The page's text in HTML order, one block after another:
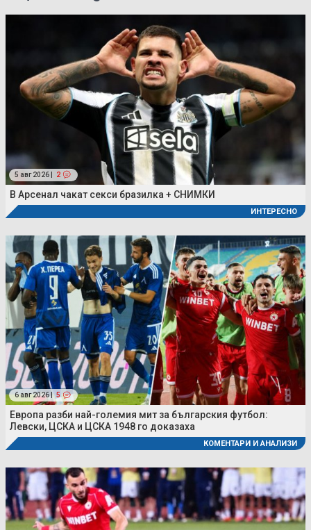
5 авг 2026 | 2
В Арсенал чакат секси бразилка + СНИМКИ
ИНТЕРЕСНО
6 авг 2026 | 5
Европа разби най-големия мит за българския футбол:
Левски, ЦСКА и ЦСКА 1948 го доказаха
КОМЕНТАРИ И АНАЛИЗИ